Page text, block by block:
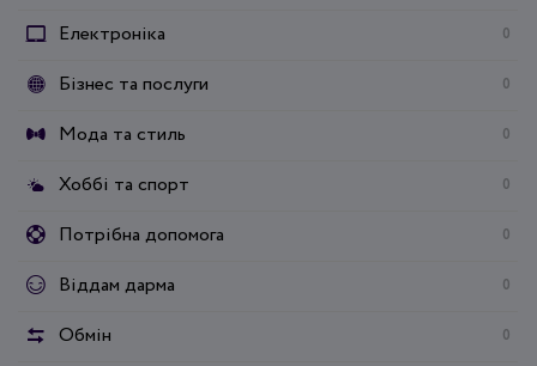
Електроніка 0
Бізнес та послуги 0
Мода та стиль 0
Хоббі та спорт 0
Потрібна допомога 0
Віддам дарма 0
Обмін 0